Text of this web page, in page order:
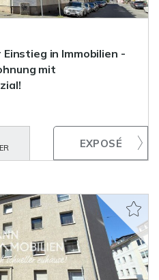
Einstieg in Immobilien -
mit